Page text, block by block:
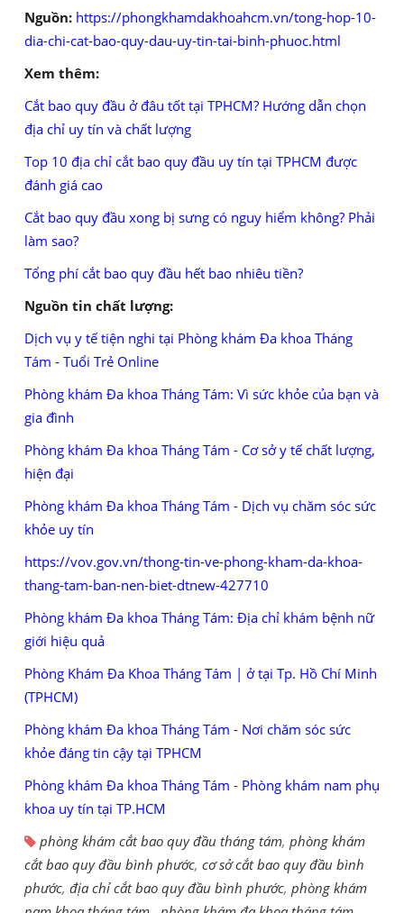
Nguồn: https://phongkhamdakhoahcm.vn/tong-hop-10-
dia-chi-cat-bao-quy-dau-uy-tin-tai-binh-phuoc.html
Xem thêm:
Cắt bao quy đầu ở đâu tốt tại TPHCM? Hướng dẫn chọn
địa chỉ uy tín và chất lượng
Top 10 địa chỉ cắt bao quy đầu uy tín tại TPHCM được
đánh giá cao
Cắt bao quy đầu xong bị sưng có nguy hiểm không? Phải
làm sao?
Tổng phí cắt bao quy đầu hết bao nhiêu tiền?
Nguồn tin chất lượng:
Dịch vụ y tế tiện nghi tại Phòng khám Đa khoa Tháng
Tám - Tuổi Trẻ Online
Phòng khám Đa khoa Tháng Tám: Vì sức khỏe của bạn và
gia đình
Phòng khám Đa khoa Tháng Tám - Cơ sở y tế chất lượng,
hiện đại
Phòng khám Đa khoa Tháng Tám - Dịch vụ chăm sóc sức
khỏe uy tín
https://vov.gov.vn/thong-tin-ve-phong-kham-da-khoa-
thang-tam-ban-nen-biet-dtnew-427710
Phòng khám Đa khoa Tháng Tám: Địa chỉ khám bệnh nữ
giới hiệu quả
Phòng Khám Đa Khoa Tháng Tám | ở tại Tp. Hồ Chí Minh
(TPHCM)
Phòng khám Đa khoa Tháng Tám - Nơi chăm sóc sức
khỏe đáng tin cậy tại TPHCM
Phòng khám Đa khoa Tháng Tám - Phòng khám nam phụ
khoa uy tín tại TP.HCM
phòng khám cắt bao quy đầu tháng tám, phòng khám
cắt bao quy đầu bình phước, cơ sở cắt bao quy đầu bình
phước, địa chỉ cắt bao quy đầu bình phước, phòng khám